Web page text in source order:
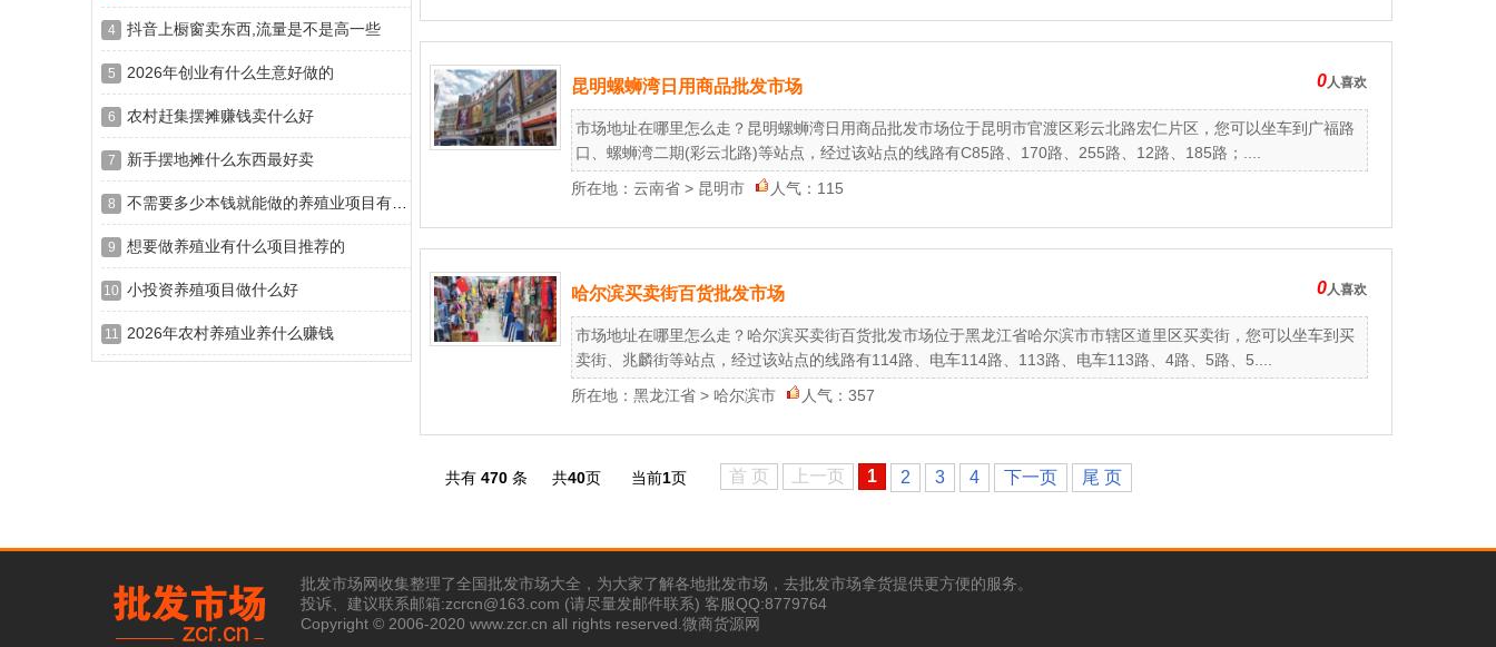
4 抖音上橱窗卖东西,流量是不是高一些
5 2026年创业有什么生意好做的
6 农村赶集摆摊赚钱卖什么好
7 新手摆地摊什么东西最好卖
8 不需要多少本钱就能做的养殖业项目有哪些
9 想要做养殖业有什么项目推荐的
10 小投资养殖项目做什么好
11 2026年农村养殖业养什么赚钱
昆明螺蛳湾日用商品批发市场 0人喜欢
市场地址在哪里怎么走？昆明螺蛳湾日用商品批发市场位于昆明市官渡区彩云北路宏仁片区，您可以坐车到广福路
口、螺蛳湾二期(彩云北路)等站点，经过该站点的线路有C85路、170路、255路、12路、185路；....
所在地： 云南省 > 昆明市 人气：115
哈尔滨买卖街百货批发市场 0人喜欢
市场地址在哪里怎么走？哈尔滨买卖街百货批发市场位于黑龙江省哈尔滨市市辖区道里区买卖街，您可以坐车到买
卖街、兆麟街等站点，经过该站点的线路有114路、电车114路、113路、电车113路、4路、5路、5....
所在地： 黑龙江省 > 哈尔滨市 人气：357
共有 470条 共40页 当前1页 首 页 上一页 1 2 3 4 下一页 尾 页
批发市场网收集整理了全国批发市场大全，为大家了解各地批发市场，去批发市场拿货提供更方便的服务。
投诉、建议联系邮箱:zcrcn@163.com (请尽量发邮件联系) 客服QQ:8779764
Copyright © 2006-2020 www.zcr.cn all rights reserved.微商货源网